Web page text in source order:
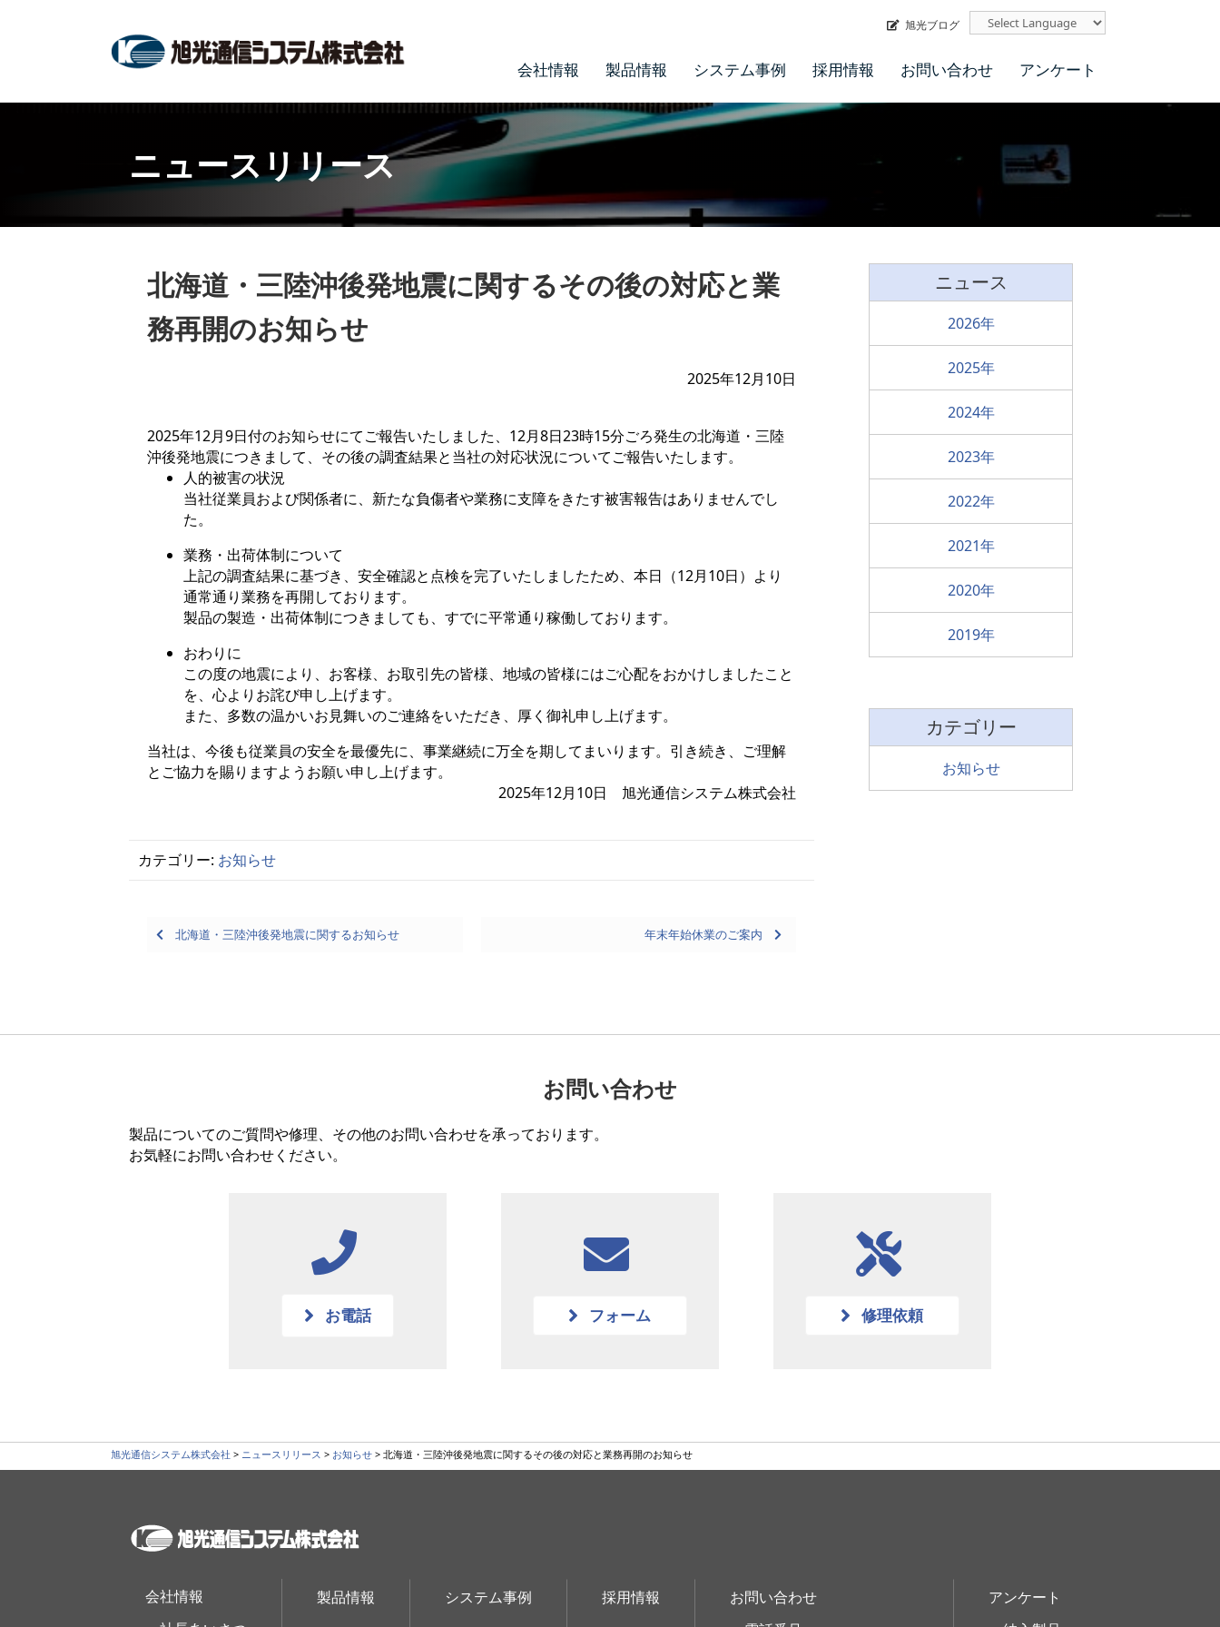
旭光ブログ
会社情報 製品情報 システム事例 採用情報 お問い合わせ アンケート
ニュースリリース
北海道・三陸沖後発地震に関するその後の対応と業
務再開のお知らせ
2025年12月10日
2025年12月9日付のお知らせにてご報告いたしました、12月8日23時15分ごろ発生の北海道・三陸
沖後発地震につきまして、その後の調査結果と当社の対応状況についてご報告いたします。
人的被害の状況
当社従業員および関係者に、新たな負傷者や業務に支障をきたす被害報告はありませんでし
た。
業務・出荷体制について
上記の調査結果に基づき、安全確認と点検を完了いたしましたため、本日（12月10日）より
通常通り業務を再開しております。
製品の製造・出荷体制につきましても、すでに平常通り稼働しております。
おわりに
この度の地震により、お客様、お取引先の皆様、地域の皆様にはご心配をおかけしましたこと
を、心よりお詫び申し上げます。
また、多数の温かいお見舞いのご連絡をいただき、厚く御礼申し上げます。
当社は、今後も従業員の安全を最優先に、事業継続に万全を期してまいります。引き続き、ご理解
とご協力を賜りますようお願い申し上げます。
2025年12月10日 旭光通信システム株式会社
カテゴリー: お知らせ
Posts
北海道・三陸沖後発地震に関するお知らせ 年末年始休業のご案内
ニュース
2026
2025
2024
2023
2022
2021
2020
2019
カテゴリー
お知らせ
お問い合わせ
製品についてのご質問や修理、その他のお問い合わせを承っております。
お気軽にお問い合わせください。
お電話 フォーム 修理依頼
旭光通信システム株式会社 > ニュースリリース > お知らせ > 北海道・三陸沖後発地震に関するその後の対応と業務再開のお知らせ
会社情報
製品情報 システム事例 採用情報
お問い合わせ
アンケート